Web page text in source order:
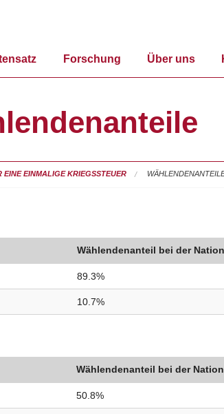
Forschung Über uns
EINMALIGE KRIEGSSTEUER
Wählendenanteil bei der
89.3%
10.7%
Wählendenanteil bei der
50.8%